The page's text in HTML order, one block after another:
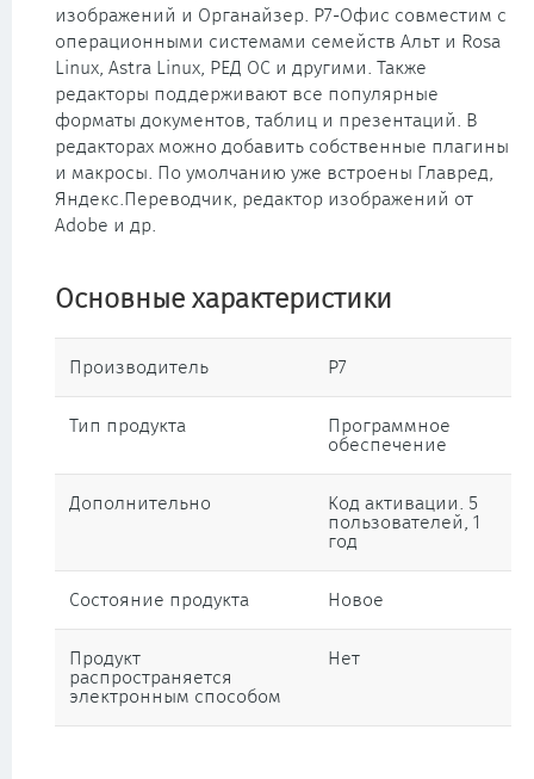
изображений и Органайзер. Р7-Офис совместим с
операционными системами семейств Альт и Rosa
Linux, Astra Linux, РЕД ОС и другими. Также
редакторы поддерживают все популярные
форматы документов, таблиц и презентаций. В
редакторах можно добавить собственные плагины
и макросы. По умолчанию уже встроены Главред,
Яндекс.Переводчик, редактор изображений от
Adobe и др.
Основные характеристики
Производитель Р7
Тип продукта
Программное
обеспечение
Дополнительно
Код активации. 5
пользователей, 1
год
Состояние продукта Новое
Продукт
распространяется
электронным способом
Нет